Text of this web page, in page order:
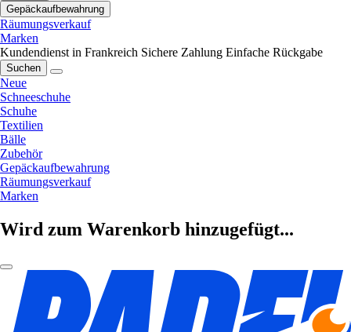
Gepäckaufbewahrung
Räumungsverkauf
Marken
Kundendienst in Frankreich Sichere Zahlung Einfache Rückgabe
Suchen
Neue
Schneeschuhe
Schuhe
Textilien
Bälle
Zubehör
Gepäckaufbewahrung
Räumungsverkauf
Marken
Wird zum Warenkorb hinzugefügt...